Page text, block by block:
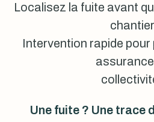
Localisez la fuite avant
Intervention rapide
Une fuite ? Une trace